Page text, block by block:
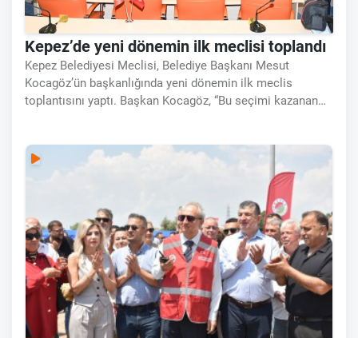
Kepez’de yeni dönemin ilk meclisi toplandı
Kepez Belediyesi Meclisi, Belediye Başkanı Mesut
Kocagöz’ün başkanlığında yeni dönemin ilk meclis
toplantısını yaptı. Başkan Kocagöz, “Bu seçimi kazanan